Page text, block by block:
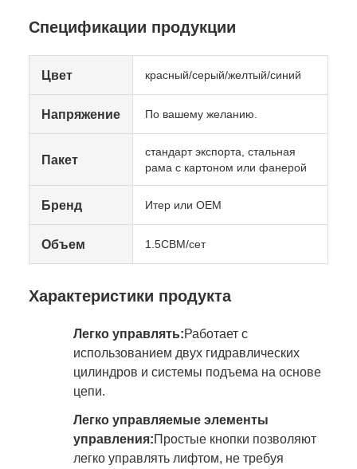
Спецификации продукции
Цвет красный/серый/желтый/синий
Напряжение По вашему желанию.
Пакет
стандарт экспорта, стальная
рама с картоном или фанерой
Бренд Итер или OEM
Объем 1.5CBM/сет
Характеристики продукта
Легко управлять:Работает с
использованием двух гидравлических
цилиндров и системы подъема на основе
цепи.
Легко управляемые элементы
управления:Простые кнопки позволяют
легко управлять лифтом, не требуя